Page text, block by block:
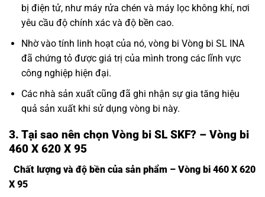
bị điện tử, như máy rửa chén và máy lọc không khí, nơi
yêu cầu độ chính xác và độ bền cao.
Nhờ vào tính linh hoạt của nó, vòng bi Vòng bi SL INA
đã chứng tỏ được giá trị của mình trong các lĩnh vực
công nghiệp hiện đại.
Các nhà sản xuất cũng đã ghi nhận sự gia tăng hiệu
quả sản xuất khi sử dụng vòng bi này.
3. Tại sao nên chọn Vòng bi SL SKF? – Vòng bi
460 X 620 X 95
Chất lượng và độ bền của sản phẩm – Vòng bi 460 X 620
X 95